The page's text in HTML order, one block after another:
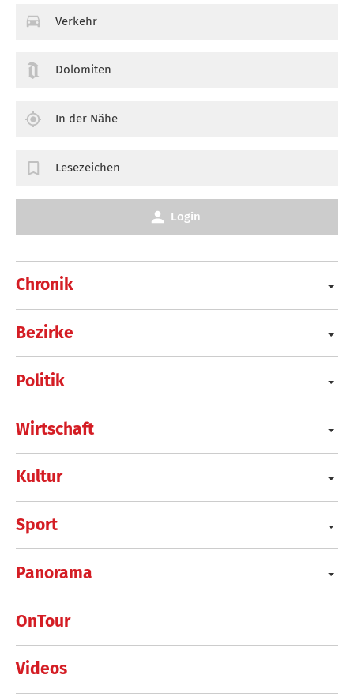
Chronik
Bezirke
Politik
Wirtschaft
Kultur
Sport
Panorama
OnTour
Videos
Verkehr
Dolomiten
In der Nähe
Lesezeichen
Login